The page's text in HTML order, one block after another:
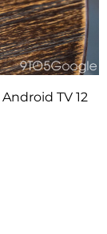
TV 12